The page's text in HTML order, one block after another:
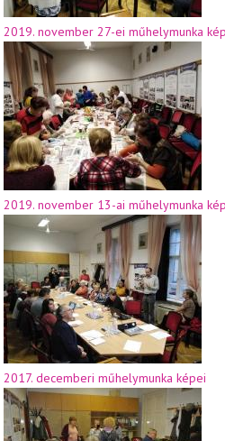
2019. november 27-ei műhelymunka
2019. november 13-ai műhelymunka
2017. decemberi műhelymunka képei